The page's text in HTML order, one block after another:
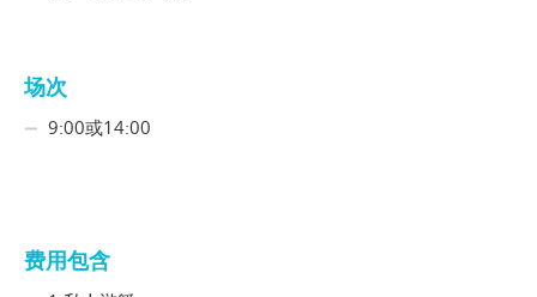
场次
9:00或14:00
费用包含